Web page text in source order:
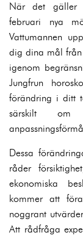
När det gäller
februari nya
Vattumannen
dig dina mål från
igenom
Jungfrun
förändring i ditt
särskilt om
Dessa
råder
ekonomiska
kommer att
noggrant
Att rådfråga